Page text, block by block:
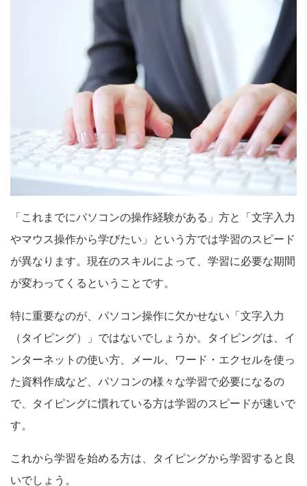
「これまでにパソコンの操作経験がある」方と「文字入力
やマウス操作から学びたい」という方では学習のスピード
が異なります。現在のスキルによって、学習に必要な期間
が変わってくるということです。
特に重要なのが、パソコン操作に欠かせない「文字入力
（タイピング）」ではないでしょうか。タイピングは、イ
ンターネットの使い方、メール、ワード・エクセルを使っ
た資料作成など、パソコンの様々な学習で必要になるの
で、タイピングに慣れている方は学習のスピードが速いで
す。
これから学習を始める方は、タイピングから学習すると良
いでしょう。